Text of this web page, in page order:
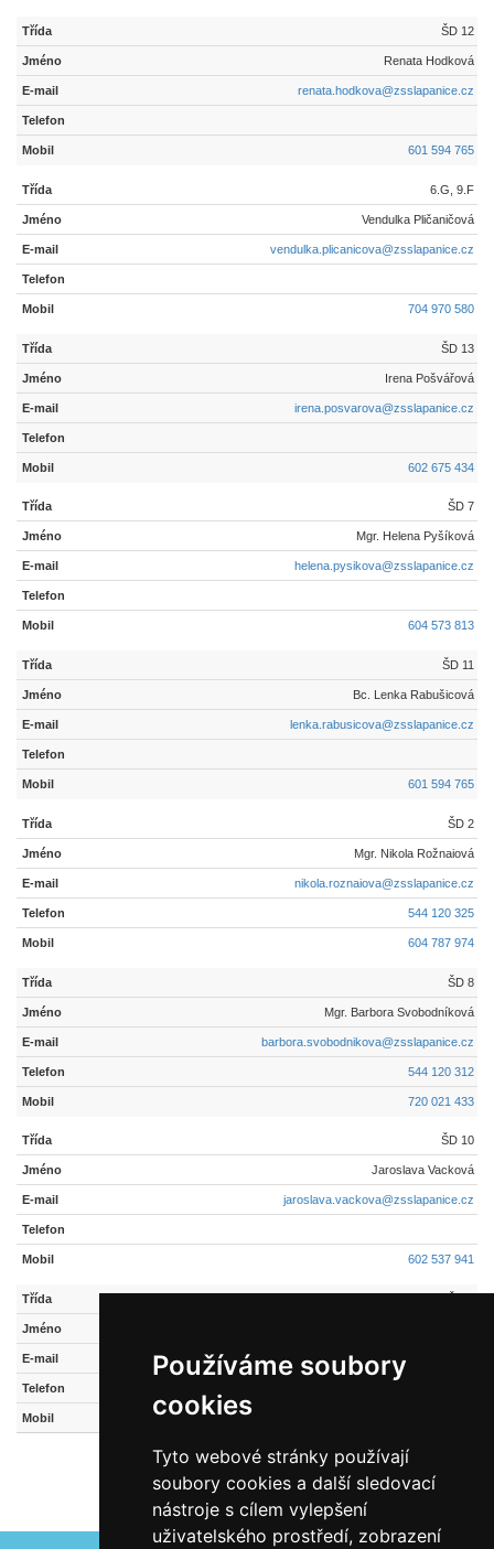
Používáme soubory
cookies
Tyto webové stránky používají
soubory cookies a další sledovací
nástroje s cílem vylepšení
uživatelského prostředí, zobrazení
ŠD 12
Renata Hodková
renata.hodkova@zsslapanice.cz
601 594 765
6.G, 9.F
Vendulka Pličaničová
vendulka.plicanicova@zsslapanice.cz
704 970 580
ŠD 13
Irena Pošvářová
irena.posvarova@zsslapanice.cz
602 675 434
ŠD 7
Mgr. Helena Pyšíková
helena.pysikova@zsslapanice.cz
604 573 813
ŠD 11
Bc. Lenka Rabušicová
lenka.rabusicova@zsslapanice.cz
601 594 765
ŠD 2
Mgr. Nikola Rožnaiová
nikola.roznaiova@zsslapanice.cz
544 120 325
604 787 974
ŠD 8
Mgr. Barbora Svobodníková
barbora.svobodnikova@zsslapanice.cz
544 120 312
720 021 433
ŠD 10
Jaroslava Vacková
jaroslava.vackova@zsslapanice.cz
602 537 941
eva.zezulova@zsslapanice.cz